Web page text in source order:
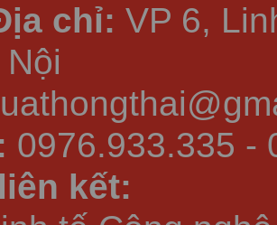
chỉ: VP 6,
0976.933.335 -
kết: